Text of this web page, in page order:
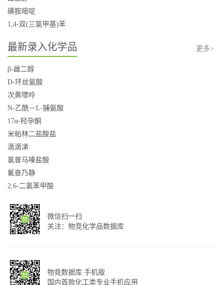
磺胺嘧啶
1,4-双(三氯甲基)苯
最新录入化学品 更多>
β-雌二醇
D-环丝氨酸
次黄嘌呤
N-乙酰－L-脯氨酸
17α-羟孕酮
米帕林二盐酸盐
滴滴涕
氯普马嗪盐酸
氟奋乃静
2,6-二氯苯甲酸
微信扫一扫
关注：物竞化学品数据库
物竟数据库 手机版
国内首款化工类专业手机应用